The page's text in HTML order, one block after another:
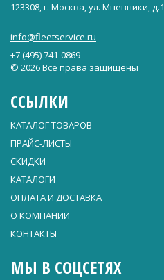
123308, г. Москва, ул. Мневники, д.1
info@fleetservice.ru
+7 (495) 741-0869
© 2026 Все права защищены
ССЫЛКИ
КАТАЛОГ ТОВАРОВ
ПРАЙС-ЛИСТЫ
СКИДКИ
КАТАЛОГИ
ОПЛАТА И ДОСТАВКА
О КОМПАНИИ
КОНТАКТЫ
МЫ В СОЦСЕТЯХ